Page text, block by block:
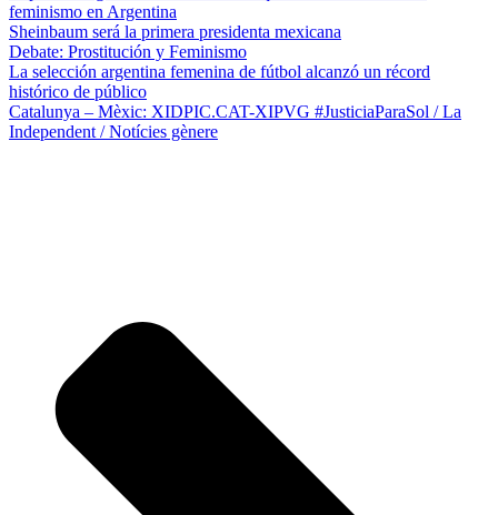
feminismo en Argentina
Sheinbaum será la primera presidenta mexicana
Debate: Prostitución y Feminismo
La selección argentina femenina de fútbol alcanzó un récord
histórico de público
Catalunya – Mèxic: XIDPIC.CAT-XIPVG #JusticiaParaSol / La
Independent / Notícies gènere